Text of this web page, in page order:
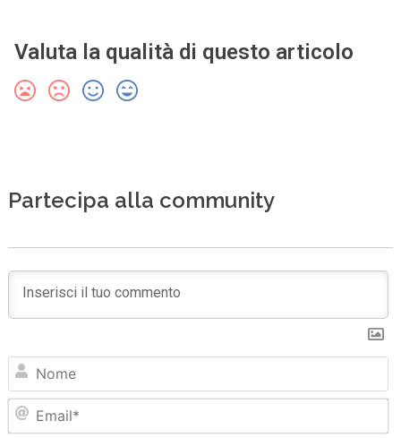
Valuta la qualità di questo articolo
Partecipa alla community